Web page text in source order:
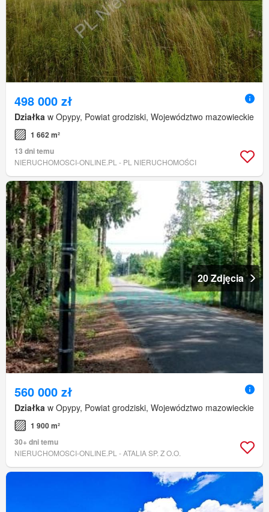
498 000 zł
Działka w Opypy, Powiat grodziski, Województwo mazowieckie
1 662 m²
13 dni temu
NIERUCHOMOSCI-ONLINE.PL - PL NIERUCHOMOŚCI
20 Zdjęcia
560 000 zł
Działka w Opypy, Powiat grodziski, Województwo mazowieckie
1 900 m²
30+ dni temu
NIERUCHOMOSCI-ONLINE.PL - ATALIA SP. Z O.O.